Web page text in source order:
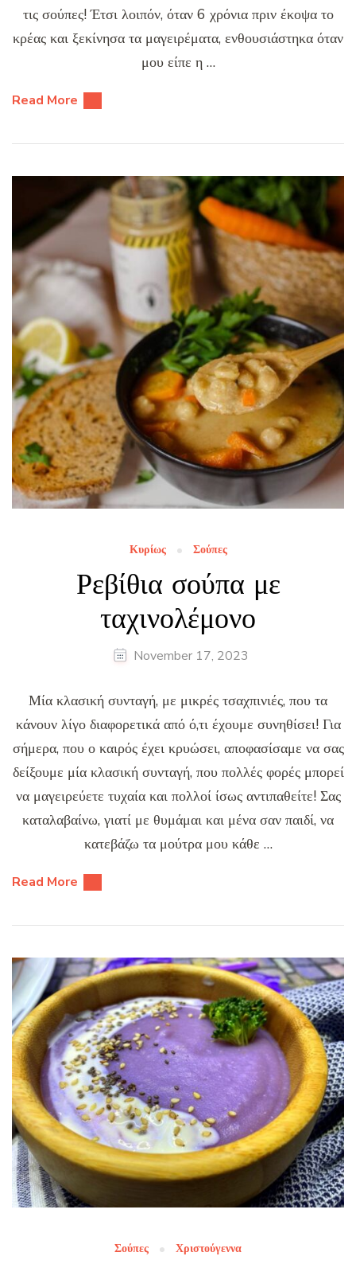
τις σούπες! Έτσι λοιπόν, όταν 6 χρόνια πριν έκοψα το
κρέας και ξεκίνησα τα μαγειρέματα, ενθουσιάστηκα όταν
μου είπε η …
Read More
Κυρίως Σούπες
Ρεβίθια σούπα με
ταχινολέμονο
November 17, 2023
Μία κλασική συνταγή, με μικρές τσαχπινιές, που τα
κάνουν λίγο διαφορετικά από ό,τι έχουμε συνηθίσει! Για
σήμερα, που ο καιρός έχει κρυώσει, αποφασίσαμε να σας
δείξουμε μία κλασική συνταγή, που πολλές φορές μπορεί
να μαγειρεύετε τυχαία και πολλοί ίσως αντιπαθείτε! Σας
καταλαβαίνω, γιατί με θυμάμαι και μένα σαν παιδί, να
κατεβάζω τα μούτρα μου κάθε …
Read More
Σούπες Χριστούγεννα